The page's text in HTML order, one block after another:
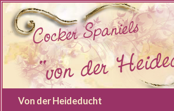
Von der Heideducht